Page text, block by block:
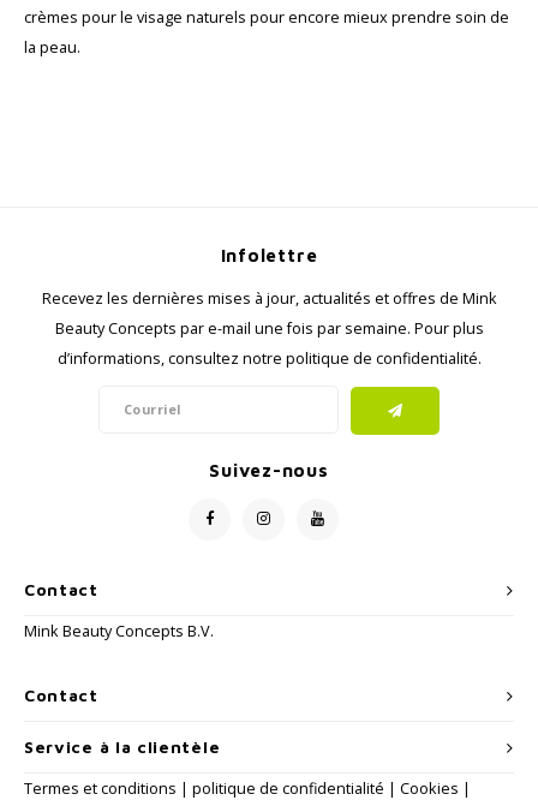
crèmes pour le visage naturels pour encore mieux prendre soin de
la peau.
Contact
Mink Beauty Concepts B.V.
Contact
Infolettre
Recevez les dernières mises à jour, actualités et offres de Mink
Beauty Concepts par e-mail une fois par semaine. Pour plus
d’informations, consultez notre politique de confidentialité.
Suivez-nous
Service à la clientèle
Termes et conditions | politique de confidentialité | Cookies |